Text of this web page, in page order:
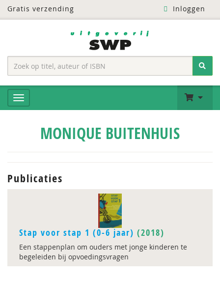
Gratis verzending Inloggen
MONIQUE BUITENHUIS
Publicaties
Stap voor stap 1 (0-6 jaar) (2018)
Een stappenplan om ouders met jonge kinderen te
begeleiden bij opvoedingsvragen